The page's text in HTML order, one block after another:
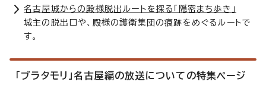
名古屋城からの殿様脱出ルートを探る「隠密まち歩き」
城主の脱出口や、殿様の護衛集団の痕跡をめぐるルートで
す。
「ブラタモリ」名古屋編の放送についての特集ページ